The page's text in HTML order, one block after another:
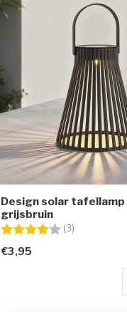
Design solar tafellamp
grijsbruin
Beoordeling: (3)
€3,95